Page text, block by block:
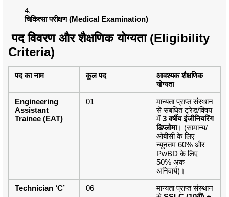
चिकित्सा परीक्षण (Medical Examination)
पद विवरण और शैक्षणिक योग्यता (Eligibility
Criteria)
पद का नाम कुल पद
आवश्यक शैक्षणिक
योग्यता
Engineering
Assistant
Trainee (EAT)
01
मान्यता प्राप्त संस्थान
से संबंधित ट्रेड/विषय
में 3 वर्षीय इंजीनियरिंग
डिप्लोमा। (सामान्य/
ओबीसी के लिए
न्यूनतम 60% और
PwBD के लिए
50% अंक
अनिवार्य)।
Technician ‘C’
06
मान्यता प्राप्त संस्थान